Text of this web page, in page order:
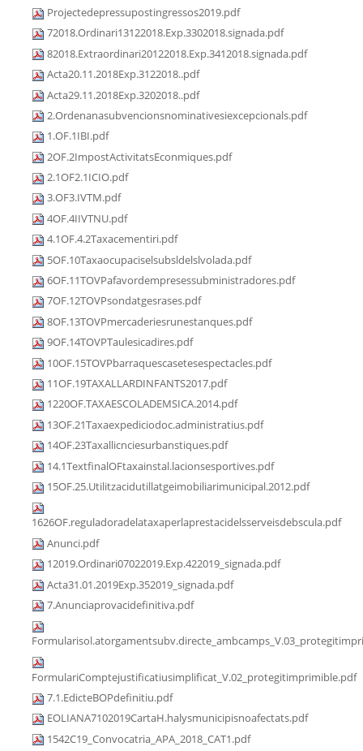
Projectedepressupostingressos2019.pdf
72018.Ordinari13122018.Exp.3302018.signada.pdf
82018.Extraordinari20122018.Exp.3412018.signada.pdf
Acta20.11.2018Exp.3122018..pdf
Acta29.11.2018Exp.3202018..pdf
2.Ordenanasubvencionsnominativesiexcepcionals.pdf
1.OF.1IBI.pdf
2OF.2ImpostActivitatsEconmiques.pdf
2.1OF2.1ICIO.pdf
3.OF3.IVTM.pdf
4OF.4IIVTNU.pdf
4.1OF.4.2Taxacementiri.pdf
5OF.10Taxaocupaciselsubsldelslvolada.pdf
6OF.11TOVPafavordempresessubministradores.pdf
7OF.12TOVPsondatgesrases.pdf
8OF.13TOVPmercaderiesrunestanques.pdf
9OF.14TOVPTaulesicadires.pdf
10OF.15TOVPbarraquescasetesespectacles.pdf
11OF.19TAXALLARDINFANTS2017.pdf
1220OF.TAXAESCOLADEMSICA.2014.pdf
13OF.21Taxaexpediciodoc.administratius.pdf
14OF.23Taxallicnciesurbanstiques.pdf
14.1TextfinalOFtaxainstal.lacionsesportives.pdf
15OF.25.Utilitzacidutillatgeimobiliarimunicipal.2012.pdf
1626OF.reguladoradelataxaperlaprestacidelsserveisdebscula.pdf
Anunci.pdf
12019.Ordinari07022019.Exp.422019_signada.pdf
Acta31.01.2019Exp.352019_signada.pdf
7.Anunciaprovacidefinitiva.pdf
FormulariComptejustificatiusimplificat_V.02_protegitimprimible.pdf
7.1.EdicteBOPdefinitiu.pdf
EOLIANA7102019CartaH.halysmunicipisnoafectats.pdf
1542C19_Convocatria_APA_2018_CAT1.pdf